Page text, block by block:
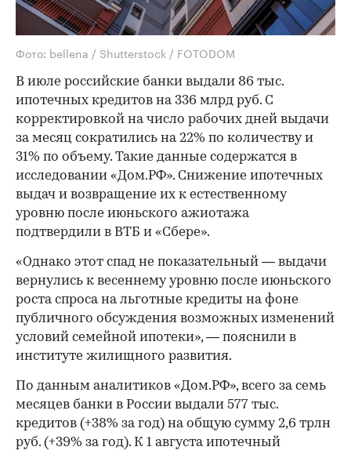
Фото: bellena / Shutterstock / FOTODOM
В июле российские банки выдали 86 тыс.
ипотечных кредитов на 336 млрд руб. С
корректировкой на число рабочих дней выдачи
за месяц сократились на 22% по количеству и
31% по объему. Такие данные содержатся в
исследовании «Дом.РФ». Снижение ипотечных
выдач и возвращение их к естественному
уровню после июньского ажиотажа
подтвердили в ВТБ и «Сбере».
«Однако этот спад не показательный — выдачи
вернулись к весеннему уровню после июньского
роста спроса на льготные кредиты на фоне
публичного обсуждения возможных изменений
условий семейной ипотеки», — пояснили в
институте жилищного развития.
По данным аналитиков «Дом.РФ», всего за семь
месяцев банки в России выдали 577 тыс.
кредитов (+38% за год) на общую сумму 2,6 трлн
руб. (+39% за год). К 1 августа ипотечный